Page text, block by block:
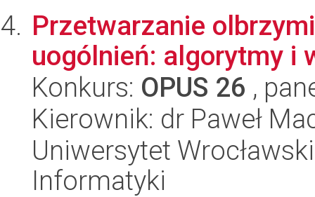
Przetwarzanie
uogólnień: algorytmy i
Konkurs: OPUS 26 ,
Kierownik: dr Paweł
Uniwersytet
Informatyki